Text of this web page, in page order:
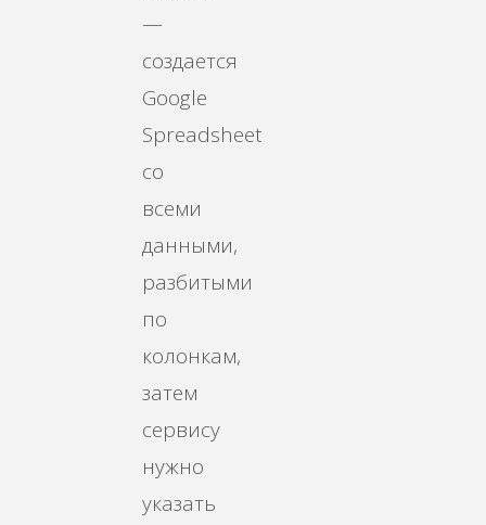
—
создается
Google
Spreadsheet
со
всеми
данными,
разбитыми
по
колонкам,
затем
сервису
нужно
указать